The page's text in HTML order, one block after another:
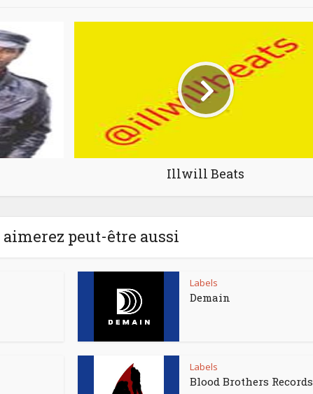
Illwill Beats
aimerez peut-être aussi
Labels
Demain
Labels
Blood Brothers Records